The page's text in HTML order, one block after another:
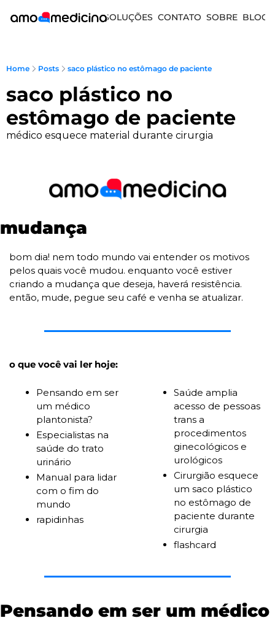
SOLUÇÕES CONTATO SOBRE BLOG
Home Posts saco plástico no estômago de paciente
saco plástico no
estômago de paciente
médico esquece material durante cirurgia
mudança
bom dia! nem todo mundo vai entender os motivos
pelos quais você mudou. enquanto você estiver
criando a mudança que deseja, haverá resistência.
então, mude, pegue seu café e venha se atualizar.
o que você vai ler hoje:
Pensando em ser
um médico
plantonista?
Especialistas na
saúde do trato
urinário
Manual para lidar
com o fim do
mundo
rapidinhas
Saúde amplia
acesso de pessoas
trans a
procedimentos
ginecológicos e
urológicos
Cirurgião esquece
um saco plástico
no estômago de
paciente durante
cirurgia
flashcard
Pensando em ser um médico